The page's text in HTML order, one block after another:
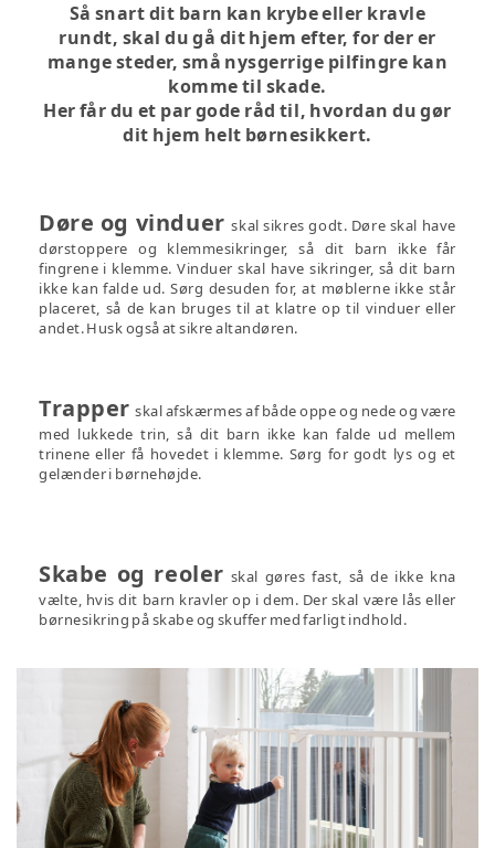
Så snart dit barn kan krybe eller kravle
rundt, skal du gå dit hjem efter, for der er
mange steder, små nysgerrige pilfingre kan
komme til skade.
Her får du et par gode råd til, hvordan du gør
dit hjem helt børnesikkert.
Døre og vinduer skal sikres godt. Døre skal have
dørstoppere og klemmesikringer, så dit barn ikke får
fingrene i klemme. Vinduer skal have sikringer, så dit barn
ikke kan falde ud. Sørg desuden for, at møblerne ikke står
placeret, så de kan bruges til at klatre op til vinduer eller
andet. Husk også at sikre altandøren.
Trapperskal afskærmes af både oppe og nede og være
med lukkede trin, så dit barn ikke kan falde ud mellem
trinene eller få hovedet i klemme. Sørg for godt lys og et
gelænder i børnehøjde.
Skabe og reoler skal gøres fast, så de ikke kna
vælte, hvis dit barn kravler op i dem. Der skal være lås eller
børnesikring på skabe og skuffer med farligt indhold.